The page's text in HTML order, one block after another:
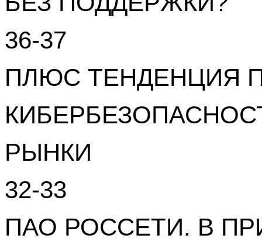
36-37
ПЛЮС ТЕНДЕНЦИЯ
РЫНКИ
32-33
ПАО РОССЕТИ. В